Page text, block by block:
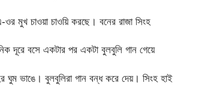
মুখ চাওয়া চাওয়ি করছে। বনের রাজা সিংহ
দূরে বসে একটার পর একটা বুলবুলি গান গেয়ে
ঘুম ভাঙে। বুলবুলিরা গান বন্ধ করে দেয়। সিংহ হাই